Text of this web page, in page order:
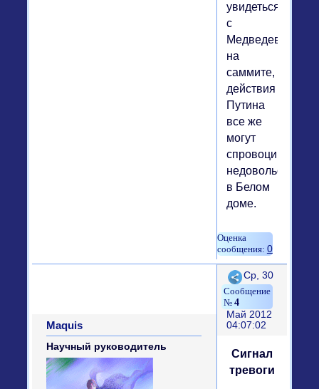
увидеться
с
Медведевым
на
саммите,
действия
Путина
все же
могут
спровоцировать
недовольство
в Белом
доме.
0
Поделиться
4
Ср, 30
Май 2012
04:07:02
Maquis
Научный руководитель
Сигнал
тревоги